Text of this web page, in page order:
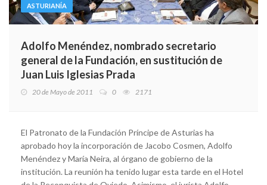
ASTURIANÍA
Adolfo Menéndez, nombrado secretario
general de la Fundación, en sustitución de
Juan Luis Iglesias Prada
20 de Mayo de 2011 0 2171
El Patronato de la Fundación Príncipe de Asturias ha
aprobado hoy la incorporación de Jacobo Cosmen, Adolfo
Menéndez y María Neira, al órgano de gobierno de la
institución. La reunión ha tenido lugar esta tarde en el Hotel